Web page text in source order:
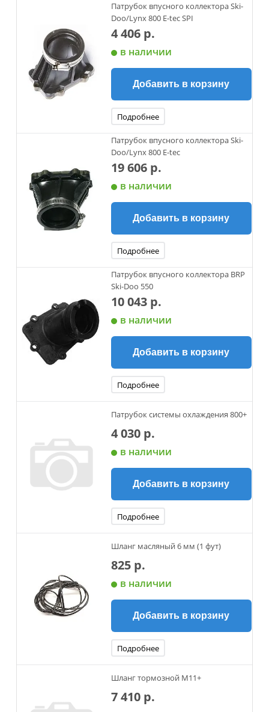
Патрубок впусного коллектора Ski-
Doo/Lynx 800 E-tec SPI
4 406 р.
в наличии
Добавить в корзину
Подробнее
Патрубок впусного коллектора Ski-
Doo/Lynx 800 E-tec
19 606 р.
в наличии
Добавить в корзину
Подробнее
Патрубок впусного коллектора BRP
Ski-Doo 550
10 043 р.
в наличии
Добавить в корзину
Подробнее
Патрубок системы охлаждения 800+
4 030 р.
в наличии
Добавить в корзину
Подробнее
Шланг масляный 6 мм (1 фут)
825 р.
в наличии
Добавить в корзину
Подробнее
Шланг тормозной М11+
7 410 р.